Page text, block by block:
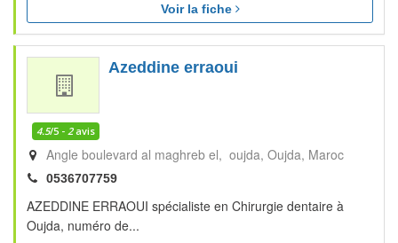
Voir la fiche
Azeddine erraoui
4.5/5 - 2avis
Angle boulevard al maghreb el, oujda Oujda Maroc
0536707759
AZEDDINE ERRAOUI spécialiste en Chirurgie dentaire à
Oujda, numéro de...